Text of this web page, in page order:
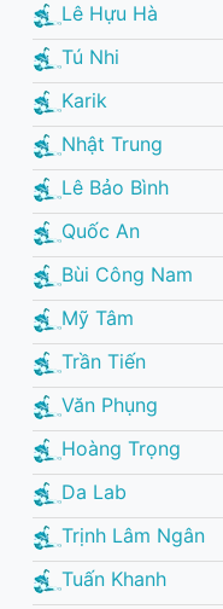
Lê Hựu Hà
Tú Nhi
Karik
Nhật Trung
Lê Bảo Bình
Quốc An
Bùi Công Nam
Mỹ Tâm
Trần Tiến
Văn Phụng
Hoàng Trọng
Da Lab
Trịnh Lâm Ngân
Tuấn Khanh